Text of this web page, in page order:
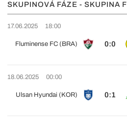
SKUPINOVÁ FÁZE - SKUPINA F
17.06.2025 18:00
Fluminense FC (BRA) 0:0
18.06.2025 00:00
Ulsan Hyundai (KOR) 0:1